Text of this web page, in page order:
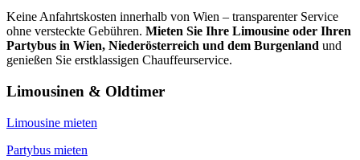
Keine Anfahrtskosten innerhalb von Wien – transparenter Service
ohne versteckte Gebühren. Mieten Sie Ihre Limousine oder Ihren
Partybus in Wien, Niederösterreich und dem Burgenland und
genießen Sie erstklassigen Chauffeurservice.
Limousinen & Oldtimer
Limousine mieten
Partybus mieten